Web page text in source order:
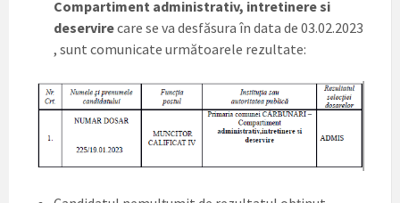
Compartiment administrativ, intretinere si
deservirecare se va desfăsura în data de 03.02.2023
, sunt comunicate următoarele rezultate: